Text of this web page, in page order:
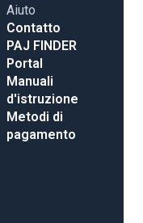
Aiuto
Contatto
PAJ FINDER
Portal
Manuali
d'istruzione
Metodi di
pagamento